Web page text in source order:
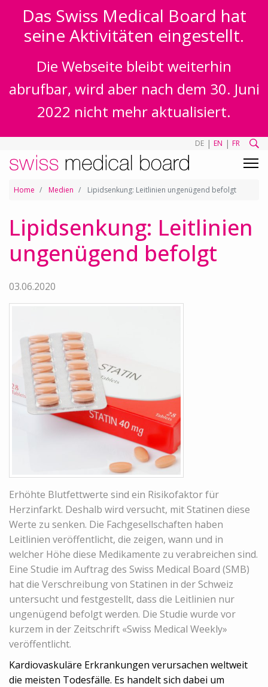
Das Swiss Medical Board hat
seine Aktivitäten eingestellt.
Die Webseite bleibt weiterhin
abrufbar, wird aber nach dem 30. Juni
2022 nicht mehr aktualisiert.
DE | EN | FR
Home Medien Lipidsenkung: Leitlinien ungenügend befolgt
Lipidsenkung: Leitlinien
ungenügend befolgt
03.06.2020
Erhöhte Blutfettwerte sind ein Risikofaktor für
Herzinfarkt. Deshalb wird versucht, mit Statinen diese
Werte zu senken. Die Fachgesellschaften haben
Leitlinien veröffentlicht, die zeigen, wann und in
welcher Höhe diese Medikamente zu verabreichen sind.
Eine Studie im Auftrag des Swiss Medical Board (SMB)
hat die Verschreibung von Statinen in der Schweiz
untersucht und festgestellt, dass die Leitlinien nur
ungenügend befolgt werden. Die Studie wurde vor
kurzem in der Zeitschrift «Swiss Medical Weekly»
veröffentlicht.
Kardiovaskuläre Erkrankungen verursachen weltweit
die meisten Todesfälle. Es handelt sich dabei um